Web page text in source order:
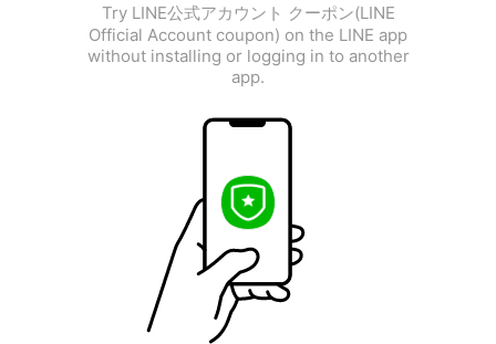
Try LINE公式アカウント クーポン(LINE
Official Account coupon) on the LINE app
without installing or logging in to another
app.